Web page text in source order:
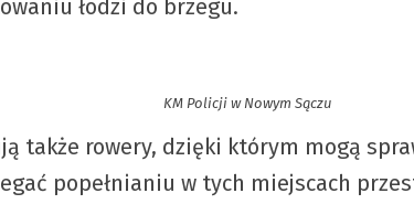
łodzi do brzegu.
KM Policji w Nowym Sączu
także rowery, dzięki którym mogą
popełnianiu w tych miejscach